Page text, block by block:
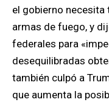
el gobierno
armas de fuego, y
federales para
desequilibradas
también culpó a
que aumenta la